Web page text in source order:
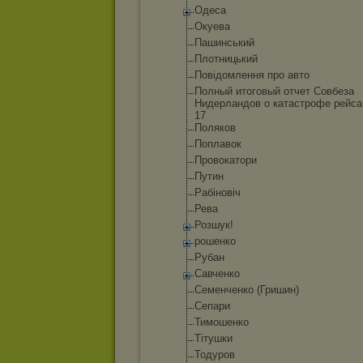
Одеса
Окуева
Пашинський
Плотницький
Повідомлення про авто
Полный итоговый отчет Совбеза
Нидерландов о катастрофе
17
Поляков
Поплавок
Провокатори
Путин
Рабіновіч
Рева
Розшук!
рошенко
Рубан
Савченко
Семенченко (Гришин)
Сепари
Тимошенко
Тітушки
Тодуров